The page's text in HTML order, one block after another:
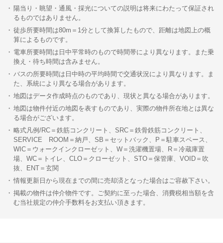
陽当り・眺望・通風・採光についての説明は将来にわたって保証され
るものではありません。
徒歩所要時間は80m＝1分として換算したもので、距離は地図上の概
算によるものです。
電車所要時間は日中平常時のもので時間帯により異なります。また乗
換え・待ち時間は含みません。
バスの所要時間は日中時の平均時間で交通状況により異なります。ま
た、系統により異なる場合があります。
地図はデータ作成時点のものであり、現状と異なる場合があります。
地図は物件付近の地図を表すものであり、実際の物件所在地とは異な
る場合がございます。
略式凡例/RC＝鉄筋コンクリート、SRC＝鉄骨鉄筋コンクリート、
SERVICE ROOM＝納戸、SB＝セットバック、P＝駐車スペース、
WIC＝ウォークインクローゼット、W＝洗濯機置場、R＝冷蔵庫置
場、WC＝トイレ、CLO＝クローゼット、STO＝保管庫、VOID＝吹
抜、ENT＝玄関
情報更新日から現在までの間に売却済となった場合はご容赦下さい。
掲載の物件は仲介物件です。ご契約に至った場合、消費税相当額を含
む当社規定の仲介手数料をお支払い頂きます。